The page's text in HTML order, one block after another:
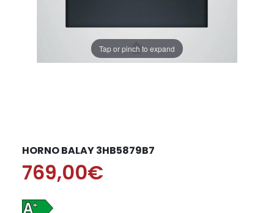
Tap or pinch to expand
HORNO BALAY 3HB5879B7
769,00€